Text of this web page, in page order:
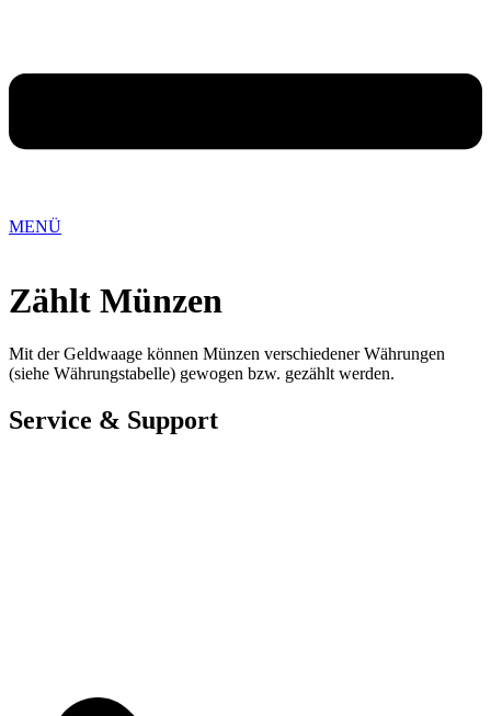
MENÜ
Zählt Münzen
Mit der Geldwaage können Münzen verschiedener Währungen
(siehe Währungstabelle) gewogen bzw. gezählt werden.
Service & Support